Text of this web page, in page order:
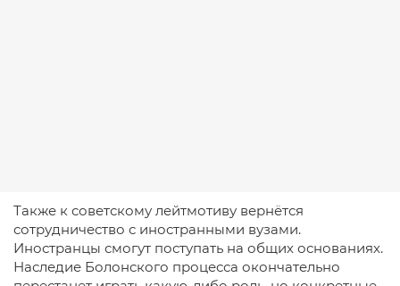
Также к советскому лейтмотиву вернётся
сотрудничество с иностранными вузами.
Иностранцы смогут поступать на общих основаниях.
Наследие Болонского процесса окончательно